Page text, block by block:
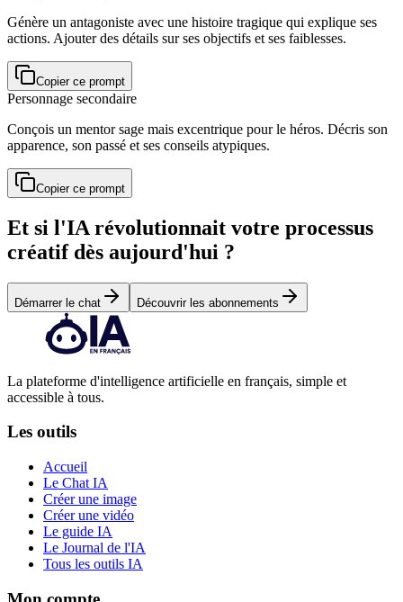
Génère un antagoniste avec une histoire tragique qui explique ses
actions. Ajouter des détails sur ses objectifs et ses faiblesses.
Copier ce prompt
Personnage secondaire
Conçois un mentor sage mais excentrique pour le héros. Décris son
apparence, son passé et ses conseils atypiques.
Copier ce prompt
Et si l'IA révolutionnait votre processus
créatif dès aujourd'hui ?
Démarrer le chat Découvrir les abonnements
La plateforme d'intelligence artificielle en français, simple et
accessible à tous.
Les outils
Accueil
Le Chat IA
Créer une image
Créer une vidéo
Le guide IA
Le Journal de l'IA
Tous les outils IA